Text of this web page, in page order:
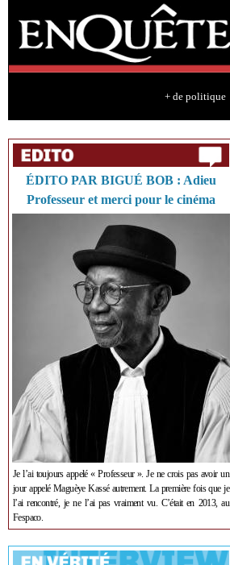
+ de politique
ÉDITO PAR BIGUÉ BOB : Adieu
Professeur et merci pour le cinéma
Je l’ai toujours appelé « Professeur ». Je ne crois pas avoir un
jour appelé Maguèye Kassé autrement. La première fois que je
l’ai rencontré, je ne l’ai pas vraiment vu. C’était en 2013, au
Fespaco.